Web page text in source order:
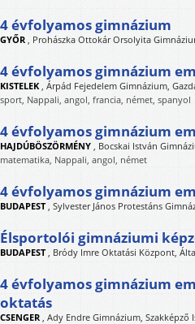
4 évfolyamos gimnázium
GYŐR , Prohászka Ottokár Orsolyita
4 évfolyamos gimnázium
KISTELEK, Árpád Fejedelem Gimnázium,
sport, Nappali, angol, francia, német, spanyol
4 évfolyamos gimnázium
HAJDÚBÖSZÖRMÉNY , Bocskai István
matematika, Nappali, angol, német
4 évfolyamos gimnázium
BUDAPEST, Sylvester János Protestáns
Élsportolói gimnáziumi
BUDAPEST, Bródy Imre Oktatási Központ,
4 évfolyamos gimnázium
oktatás
CSENGER , Ady Endre Gimnázium, Szakképző